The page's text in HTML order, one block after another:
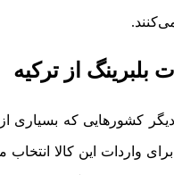
بلبرینگ از ترکیه
کشورهایی که بسیاری از
برای واردات این کالا انتخاب